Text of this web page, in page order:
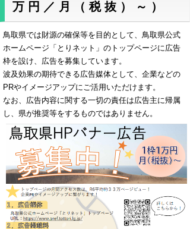
万円／月（税抜）～）
鳥取県では財源の確保等を目的として、鳥取県公式
ホームページ「とりネット」のトップページに広告
枠を設け、広告を募集しています。
波及効果の期待できる広告媒体として、企業などの
PRやイメージアップにご活用いただけます。
なお、広告内容に関する一切の責任は広告主に帰属
し、県が推奨等をするものではありません。